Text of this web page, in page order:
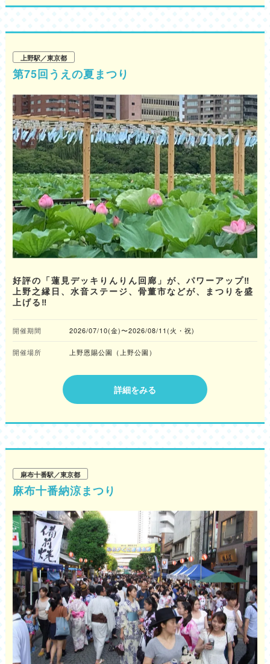
上野駅／東京都
第75回うえの夏まつり
好評の「蓮見デッキりんりん回廊」が、パワーアップ‼
上野之縁日、水音ステージ、骨董市などが、まつりを盛
上げる‼
開催期間 2026/07/10(金)〜2026/08/11(火・祝)
開催場所 上野恩賜公園（上野公園）
詳細をみる
麻布十番駅／東京都
麻布十番納涼まつり